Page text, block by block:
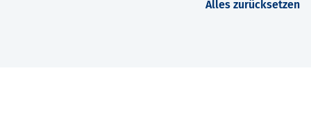
Alles zurücksetzen